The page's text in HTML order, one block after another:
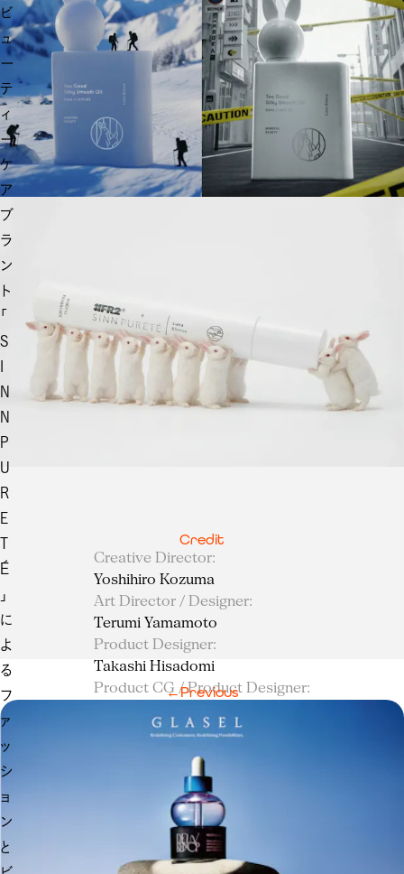
ビ
ュ
ー
テ
ィ
ー
ケ
ア
ブ
ラ
ン
ト
「
S
N
N
P
U
R
E
T
É
」
に
よ
る
フ
ァ
ッ
シ
ョ
ン
と
Credit
Creative Director:
Yoshihiro Kozuma
Art Director / Designer:
Terumi Yamamoto
Product Designer:
Takashi Hisadomi
Product CG / Product Designer:
3D CG Director:
Takumi Sasamori
Hiromu Shioya
Mei Komura
Previous
←